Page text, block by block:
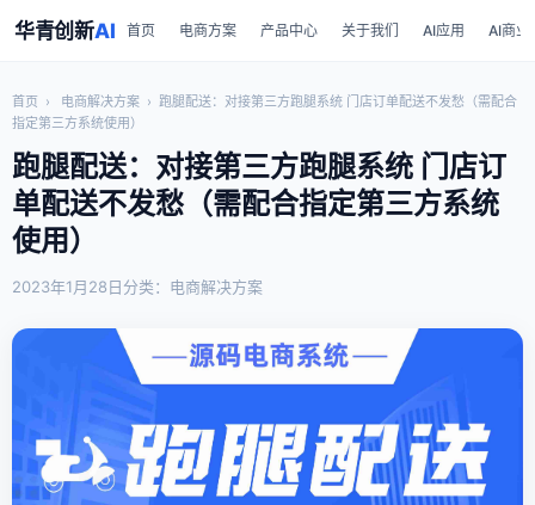
华青创新AI 首页 电商方案 产品中心 关于我们 AI应用 AI商业
首页 › 电商解决方案 › 跑腿配送：对接第三方跑腿系统 门店订单配送不发愁（需配合
指定第三方系统使用）
跑腿配送：对接第三方跑腿系统 门店订
单配送不发愁（需配合指定第三方系统
使用）
2023年1月28日分类：电商解决方案